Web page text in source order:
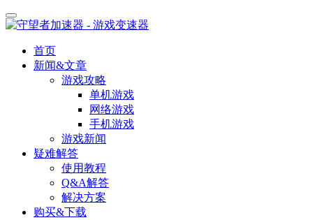
首页
新闻&文章
游戏攻略
单机游戏
网络游戏
手机游戏
游戏新闻
疑难解答
使用教程
Q&A解答
解决方案
购买&下载